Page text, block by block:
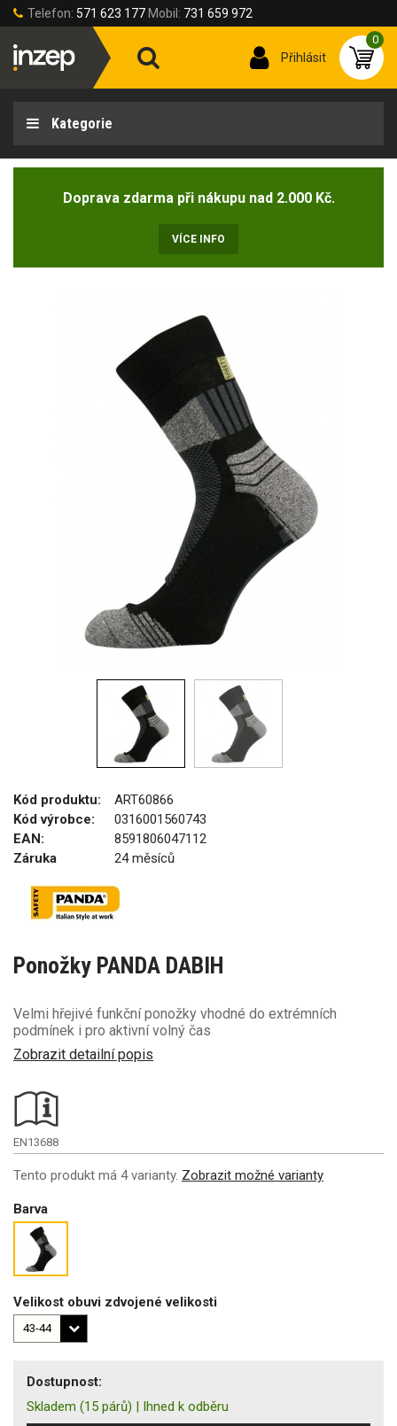
Telefon: 571 623 177 Mobil: 731 659 972
Přihlásit
0
Kategorie
Doprava zdarma při nákupu nad 2.000 Kč.
VÍCE INFO
Kód produktu:
ART60866
Kód výrobce:
0316001560743
EAN:
8591806047112
Záruka
24 měsíců
Ponožky PANDA DABIH
Velmi hřejivé funkční ponožky vhodné do extrémních
podmínek i pro aktivní volný čas
Zobrazit detailní popis
EN13688
Tento produkt má 4 varianty. Zobrazit možné varianty
Barva
Velikost obuvi zdvojené velikosti
Dostupnost:
Skladem (15 párů) | Ihned k odběru